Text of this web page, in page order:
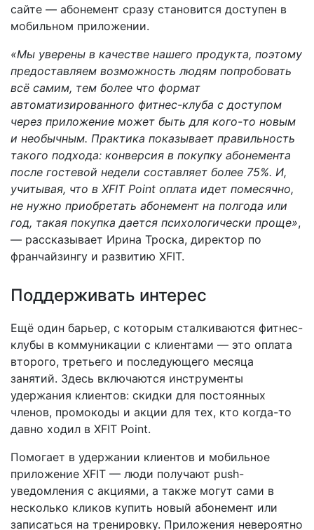
сайте — абонемент сразу становится доступен в
мобильном приложении.
«Мы уверены в качестве нашего продукта, поэтому
предоставляем возможность людям попробовать
всё самим, тем более что формат
автоматизированного фитнес-клуба с доступом
через приложение может быть для кого-то новым
и необычным. Практика показывает правильность
такого подхода: конверсия в покупку абонемента
после гостевой недели составляет более 75%. И,
учитывая, что в XFIT Point оплата идет помесячно,
не нужно приобретать абонемент на полгода или
год, такая покупка дается психологически проще»,
— рассказывает Ирина Троска, директор по
франчайзингу и развитию XFIT.
Поддерживать интерес
Ещё один барьер, с которым сталкиваются фитнес-
клубы в коммуникации с клиентами — это оплата
второго, третьего и последующего месяца
занятий. Здесь включаются инструменты
удержания клиентов: скидки для постоянных
членов, промокоды и акции для тех, кто когда-то
давно ходил в XFIT Point.
Помогает в удержании клиентов и мобильное
приложение XFIT — люди получают push-
уведомления с акциями, а также могут сами в
несколько кликов купить новый абонемент или
записаться на тренировку. Приложения невероятно